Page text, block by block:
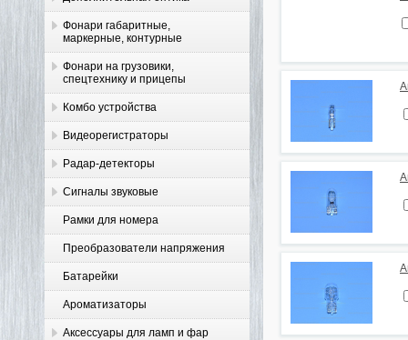
Фонари габаритные,
маркерные, контурные
Фонари на грузовики,
спецтехнику и прицепы
Комбо устройства
Видеорегистраторы
Радар-детекторы
Сигналы звуковые
Рамки для номера
Преобразователи напряжения
Батарейки
Ароматизаторы
Аксессуары для ламп и фар